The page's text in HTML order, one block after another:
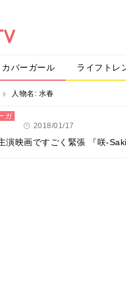
バーガール ライフトレ
人物名: 水春
ガ
2018/01/17
演映画ですごく緊張 『咲-